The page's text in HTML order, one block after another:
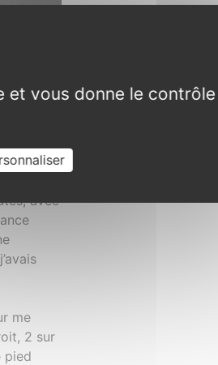
»,
avec
me
2 sur
pied
et vous donne le contrôle